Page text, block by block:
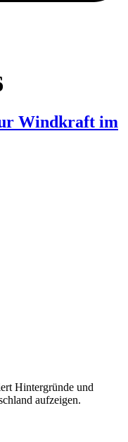
Windkraft im
Hintergründe und
aufzeigen.